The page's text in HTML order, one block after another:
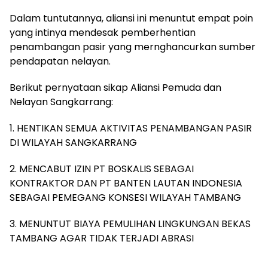
Dalam tuntutannya, aliansi ini menuntut empat poin
yang intinya mendesak pemberhentian
penambangan pasir yang mernghancurkan sumber
pendapatan nelayan.
Berikut pernyataan sikap Aliansi Pemuda dan
Nelayan Sangkarrang:
1. HENTIKAN SEMUA AKTIVITAS PENAMBANGAN PASIR
DI WILAYAH SANGKARRANG
2. MENCABUT IZIN PT BOSKALIS SEBAGAI
KONTRAKTOR DAN PT BANTEN LAUTAN INDONESIA
SEBAGAI PEMEGANG KONSESI WILAYAH TAMBANG
3. MENUNTUT BIAYA PEMULIHAN LINGKUNGAN BEKAS
TAMBANG AGAR TIDAK TERJADI ABRASI